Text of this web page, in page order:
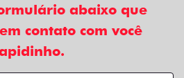
abaixo que
contato com você